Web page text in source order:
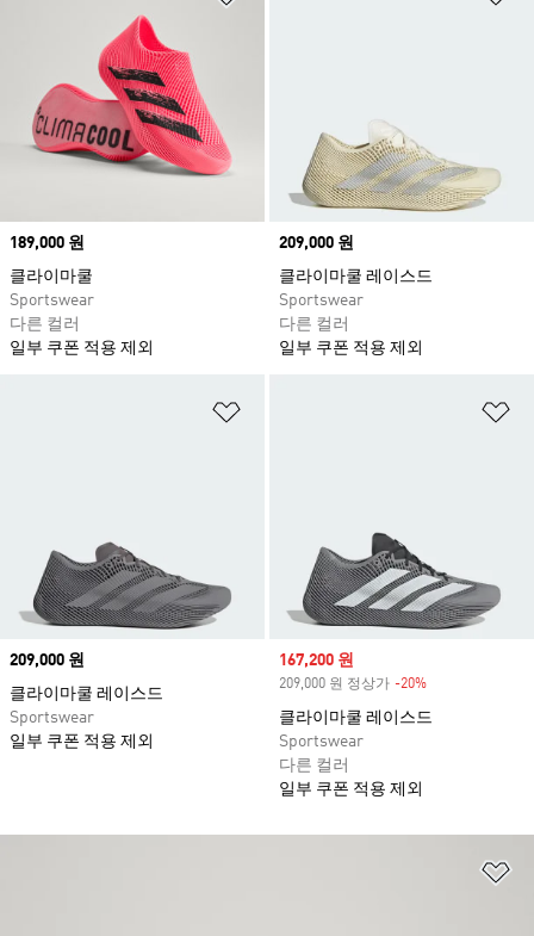
Price
189,000 원
클라이마쿨
Sportswear
다른 컬러
일부 쿠폰 적용 제외
Price
209,000 원
클라이마쿨 레이스드
Sportswear
다른 컬러
일부 쿠폰 적용 제외
Price
209,000 원
클라이마쿨 레이스드
Sportswear
일부 쿠폰 적용 제외
Sale price
167,200 원
209,000 원 정상가 -20%
클라이마쿨 레이스드
Sportswear
다른 컬러
일부 쿠폰 적용 제외